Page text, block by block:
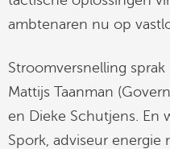
ambtenaren nu op
Stroomversnelling
Mattijs Taanman
en Dieke Schutjens. En
Spork, adviseur